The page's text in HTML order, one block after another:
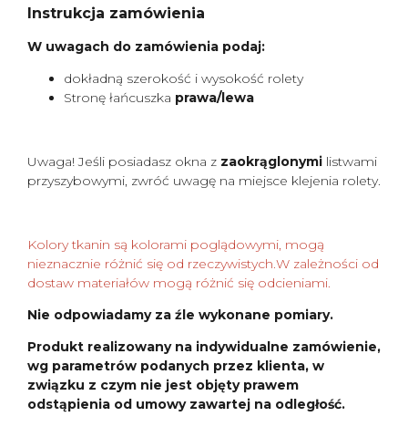
Instrukcja zamówienia
W uwagach do zamówienia podaj:
dokładną szerokość i wysokość rolety
Stronę łańcuszka prawa/lewa
Uwaga! Jeśli posiadasz okna z zaokrąglonymi listwami
przyszybowymi, zwróć uwagę na miejsce klejenia rolety.
Kolory tkanin są kolorami poglądowymi, mogą
nieznacznie różnić się od rzeczywistych.W zależności od
dostaw materiałów mogą różnić się odcieniami.
Nie odpowiadamy za źle wykonane pomiary.
Produkt realizowany na indywidualne zamówienie,
wg parametrów podanych przez klienta, w
związku z czym nie jest objęty prawem
odstąpienia od umowy zawartej na odległość.